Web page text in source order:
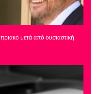
μετά από ουσιαστική